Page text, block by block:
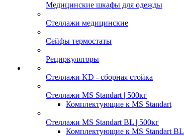
Медицинские шкафы для одежды
Стеллажи медицинские
Сейфы термостаты
Рециркуляторы
Стеллажи KD - сборная стойка
Стеллажи MS Standart | 500кг
Комплектующие к MS Standart
Стеллажи MS Standart BL | 500кг
Комплектующие к MS Standart BL